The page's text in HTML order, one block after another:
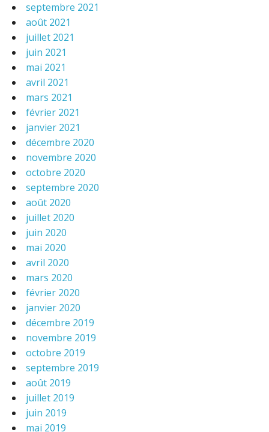
septembre 2021
août 2021
juillet 2021
juin 2021
mai 2021
avril 2021
mars 2021
février 2021
janvier 2021
décembre 2020
novembre 2020
octobre 2020
septembre 2020
août 2020
juillet 2020
juin 2020
mai 2020
avril 2020
mars 2020
février 2020
janvier 2020
décembre 2019
novembre 2019
octobre 2019
septembre 2019
août 2019
juillet 2019
juin 2019
mai 2019